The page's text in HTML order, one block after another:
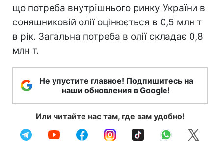
що потреба внутрішнього ринку України в
соняшниковій олії оцінюється в 0,5 млн т
в рік. Загальна потреба в олії складає 0,8
млн т.
Не упустите главное! Подпишитесь на
наши обновления в Google!
Или читайте нас там, где вам удобно!